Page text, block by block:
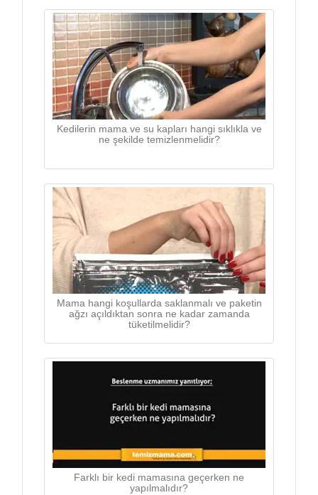
Kedilerin mama ve su kapları hangi sıklıkla ve
ne şekilde temizlenmelidir?
Mama hangi koşullarda saklanmalı ve paketin
ağzı açıldıktan sonra ne kadar zamanda
tüketilmelidir?
Farklı bir kedi mamasına geçerken ne
yapılmalıdır?